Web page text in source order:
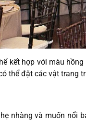
kết hợp với màu
thể đặt các vật trang
nhàng và muốn nổi